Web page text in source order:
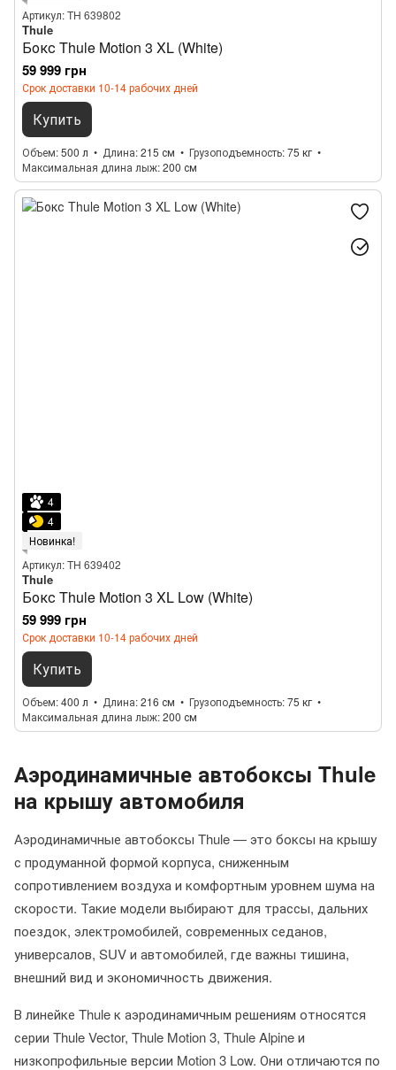
Артикул: TH 639802
Thule
Бокс Thule Motion 3 XL (White)
59 999 грн
Срок доставки 10-14 рабочих дней
Купить
Объем 500 л Длина 215 см Грузоподъемность 75 кг
Максимальная длина лыж 200 см
4
4
Новинка!
Артикул: TH 639402
Thule
Бокс Thule Motion 3 XL Low (White)
59 999 грн
Срок доставки 10-14 рабочих дней
Купить
Объем 400 л Длина 216 см Грузоподъемность 75 кг
Максимальная длина лыж 200 см
Аэродинамичные автобоксы Thule
на крышу автомобиля
Аэродинамичные автобоксы Thule — это боксы на крышу
с продуманной формой корпуса, сниженным
сопротивлением воздуха и комфортным уровнем шума на
скорости. Такие модели выбирают для трассы, дальних
поездок, электромобилей, современных седанов,
универсалов, SUV и автомобилей, где важны тишина,
внешний вид и экономичность движения.
В линейке Thule к аэродинамичным решениям относятся
серии Thule Vector, Thule Motion 3, Thule Alpine и
низкопрофильные версии Motion 3 Low. Они отличаются по